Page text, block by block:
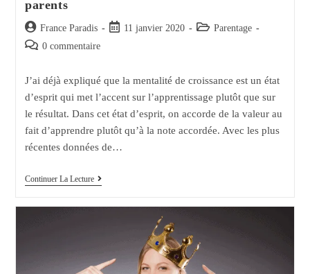
parents
Auteur/autrice
de
France Paradis
Post11 janvier 2020
Post Parentage
Post 0 commentaire
J’ai déjà expliqué que la mentalité de croissance est un état
d’esprit qui met l’accent sur l’apprentissage plutôt que sur
le résultat. Dans cet état d’esprit, on accorde de la valeur au
fait d’apprendre plutôt qu’à la note accordée. Avec les plus
récentes données de…
Continuer La LectureMentalité
Parents